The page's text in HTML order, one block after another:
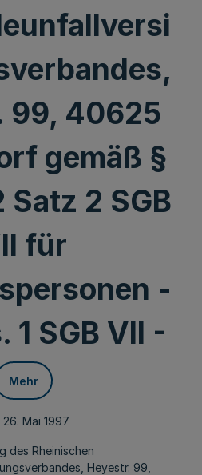
99, 40625
gemäß §
Satz 2 SGB
für
-
1 SGB VII -
Mehr
26. Mai 1997
des Rheinischen
Heyestr. 99,